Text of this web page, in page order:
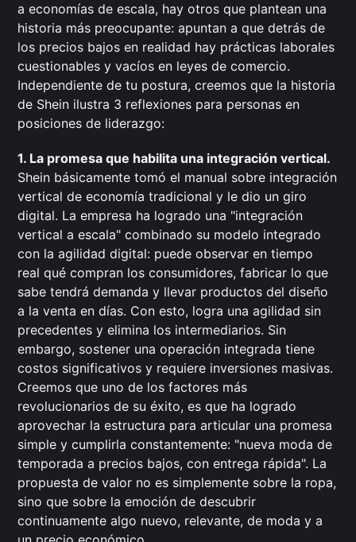
a economías de escala, hay otros que plantean una
historia más preocupante: apuntan a que detrás de
los precios bajos en realidad hay prácticas laborales
cuestionables y vacíos en leyes de comercio.
Independiente de tu postura, creemos que la historia
de Shein ilustra 3 reflexiones para personas en
posiciones de liderazgo:
1. La promesa que habilita una integración vertical.
Shein básicamente tomó el manual sobre integración
vertical de economía tradicional y le dio un giro
digital. La empresa ha logrado una "integración
vertical a escala" combinado su modelo integrado
con la agilidad digital: puede observar en tiempo
real qué compran los consumidores, fabricar lo que
sabe tendrá demanda y llevar productos del diseño
a la venta en días. Con esto, logra una agilidad sin
precedentes y elimina los intermediarios. Sin
embargo, sostener una operación integrada tiene
costos significativos y requiere inversiones masivas.
Creemos que uno de los factores más
revolucionarios de su éxito, es que ha logrado
aprovechar la estructura para articular una promesa
simple y cumplirla constantemente: "nueva moda de
temporada a precios bajos, con entrega rápida". La
propuesta de valor no es simplemente sobre la ropa,
sino que sobre la emoción de descubrir
continuamente algo nuevo, relevante, de moda y a